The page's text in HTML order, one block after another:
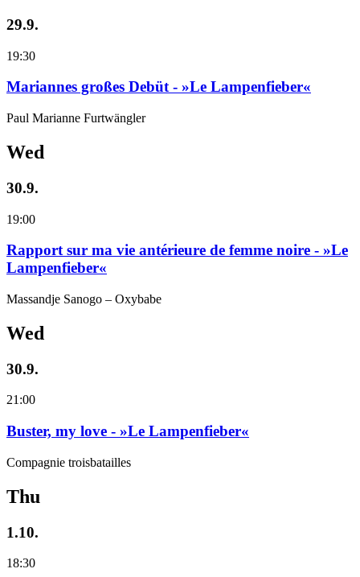
29.9.
19:30
Mariannes großes Debüt - »Le Lampenfieber«
Paul Marianne Furtwängler
Wed
30.9.
19:00
Rapport sur ma vie antérieure de femme noire - »Le
Lampenfieber«
Massandje Sanogo – Oxybabe
Wed
30.9.
21:00
Buster, my love - »Le Lampenfieber«
Compagnie troisbatailles
Thu
1.10.
18:30